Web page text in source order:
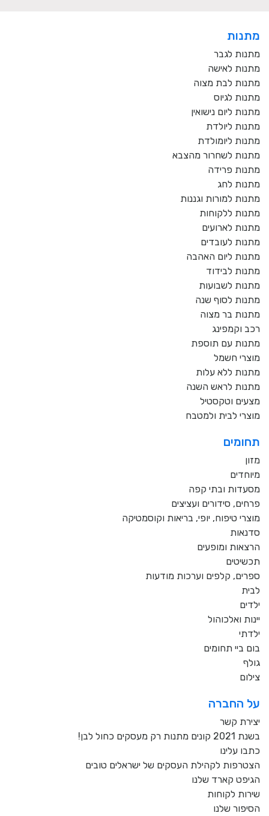
מתנות
מתנות לגבר
מתנות לאישה
מתנות לבת מצוה
מתנות לגיוס
מתנות ליום נישואין
מתנות ליולדת
מתנות ליומולדת
מתנות לשחרור מהצבא
מתנות פרידה
מתנות לחג
מתנות למורות וגננות
מתנות ללקוחות
מתנות לארועים
מתנות לעובדים
מתנות ליום האהבה
מתנות לבידוד
מתנות לשבועות
מתנות לסוף שנה
מתנות בר מצוה
רכב וקמפינג
מתנות עם תוספת
מוצרי חשמל
מתנות ללא עלות
מתנות לראש השנה
מצעים וטקסטיל
מוצרי לבית ולמטבח
תחומים
מזון
מיוחדים
מסעדות ובתי קפה
פרחים, סידורים ועציצים
מוצרי טיפוח, יופי, בריאות וקוסמטיקה
סדנאות
הרצאות ומופעים
תכשיטים
ספרים, קלפים וערכות מודעות
לבית
ילדים
יינות ואלכוהול
ילדתי
בום ביי תחומים
גולף
צילום
על החברה
יצירת קשר
בשנת 2021 קונים מתנות רק מעסקים כחול לבן!
כתבו עלינו
הצטרפות לקהילת העסקים של ישראלים טובים
הגיפט קארד שלנו
שירות לקוחות
הסיפור שלנו